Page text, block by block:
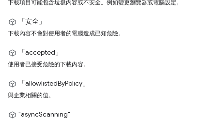
下載項目可能包含垃圾內容或不安全。例如變更瀏覽器或電腦設定。
「安全」
下載內容不會對使用者的電腦造成已知危險。
「accepted」
使用者已接受危險的下載內容。
「allowlistedByPolicy」
與企業相關的值。
"asyncScanning"